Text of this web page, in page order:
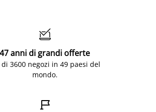

47 anni di grandi offerte
di 3600 negozi in 49 paesi del
mondo.
